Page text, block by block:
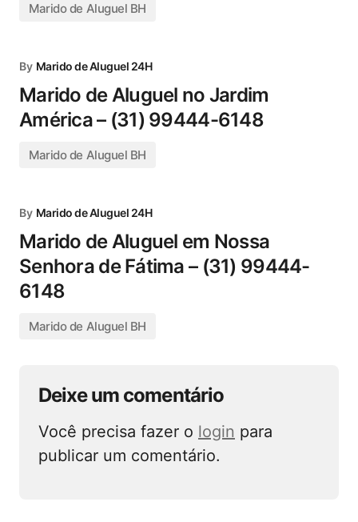
Marido de Aluguel BH
By Marido de Aluguel 24H
Marido de Aluguel no Jardim
América – (31) 99444-6148
Marido de Aluguel BH
By Marido de Aluguel 24H
Marido de Aluguel em Nossa
Senhora de Fátima – (31) 99444-
6148
Marido de Aluguel BH
Deixe um comentário
Você precisa fazer o login para
publicar um comentário.